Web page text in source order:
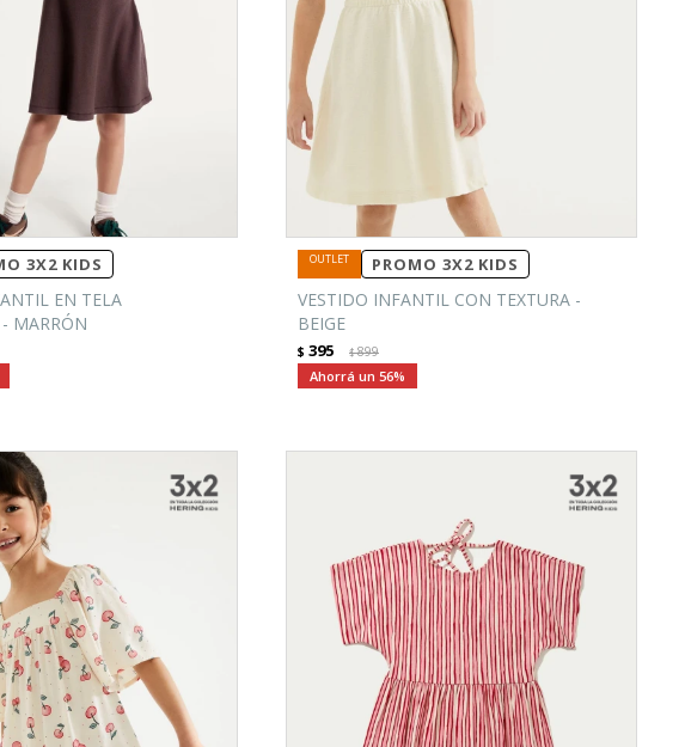
3X2 KIDS
EN TELA
MARRÓN
PROMO 3X2 KIDS
VESTIDO INFANTIL CON TEXTURA -
BEIGE
$ 395 $899
56